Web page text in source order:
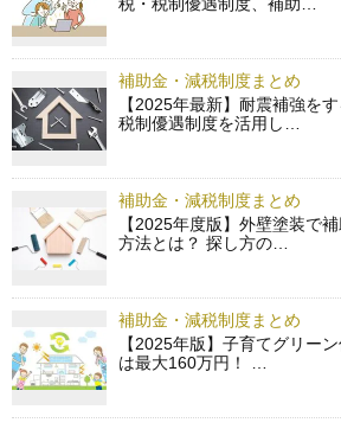
補助金・減税制度まとめ
【2025年最新】耐震補強を
税制優遇制度を活用し…
補助金・減税制度まとめ
【2025年度版】外壁塗装で
方法とは？ 探し方の…
補助金・減税制度まとめ
【2025年版】子育てグリー
は最大160万円！ …